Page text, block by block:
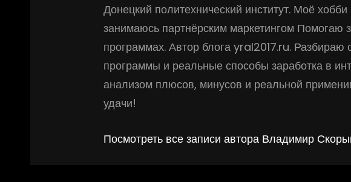
Донецкий политехнический институт. Моё
занимаюсь партнёрским маркетингом Помогаю
программах. Автор блога yral2017.ru. Разбираю
программы и реальные способы заработка в
анализом плюсов, минусов и реальной
удачи!
Посмотреть все записи автора Владимир